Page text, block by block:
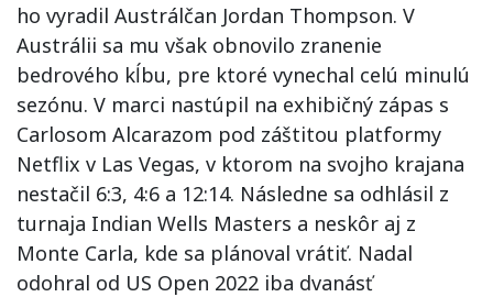
ho vyradil Austrálčan Jordan Thompson. V
Austrálii sa mu však obnovilo zranenie
bedrového kĺbu, pre ktoré vynechal celú minulú
sezónu. V marci nastúpil na exhibičný zápas s
Carlosom Alcarazom pod záštitou platformy
Netflix v Las Vegas, v ktorom na svojho krajana
nestačil 6:3, 4:6 a 12:14. Následne sa odhlásil z
turnaja Indian Wells Masters a neskôr aj z
Monte Carla, kde sa plánoval vrátiť. Nadal
odohral od US Open 2022 iba dvanásť